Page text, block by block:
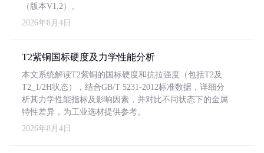
（版本V1.2）。
2026年8月4日
T2紫铜国标硬度及力学性能分析
本文系统解读T2紫铜的国标硬度和抗拉强度（包括T2及
T2_1/2H状态），结合GB/T 5231-2012标准数据，详细分
析其力学性能指标及影响因素，并对比不同状态下的金属
特性差异，为工业选材提供参考。
2026年8月4日